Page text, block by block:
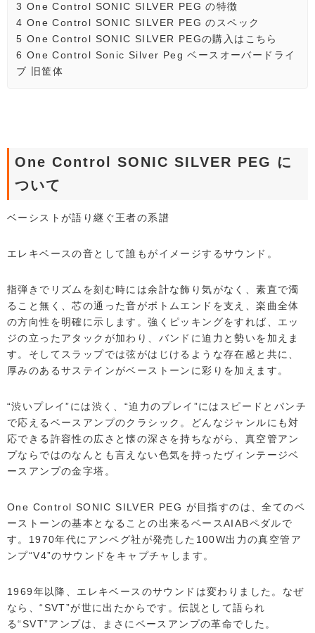
3 One Control SONIC SILVER PEG の特徴
4 One Control SONIC SILVER PEG のスペック
5 One Control SONIC SILVER PEGの購入はこちら
6 One Control Sonic Silver Peg ベースオーバードライ
ブ 旧筐体
One Control SONIC SILVER PEG に
ついて
ベーシストが語り継ぐ王者の系譜
エレキベースの音として誰もがイメージするサウンド。
指弾きでリズムを刻む時には余計な飾り気がなく、素直で濁
ること無く、芯の通った音がボトムエンドを支え、楽曲全体
の方向性を明確に示します。強くピッキングをすれば、エッ
ジの立ったアタックが加わり、バンドに迫力と勢いを加えま
す。そしてスラップでは弦がはじけるような存在感と共に、
厚みのあるサステインがベーストーンに彩りを加えます。
“渋いプレイ”には渋く、“迫力のプレイ”にはスピードとパンチ
で応えるベースアンプのクラシック。どんなジャンルにも対
応できる許容性の広さと懐の深さを持ちながら、真空管アン
プならではのなんとも言えない色気を持ったヴィンテージベ
ースアンプの金字塔。
One Control SONIC SILVER PEG が目指すのは、全てのベ
ーストーンの基本となることの出来るベースAIABペダルで
す。1970年代にアンペグ社が発売した100W出力の真空管ア
ンプ“V4”のサウンドをキャプチャします。
1969年以降、エレキベースのサウンドは変わりました。なぜ
なら、“SVT”が世に出たからです。伝説として語られ
る“SVT”アンプは、まさにベースアンプの革命でした。